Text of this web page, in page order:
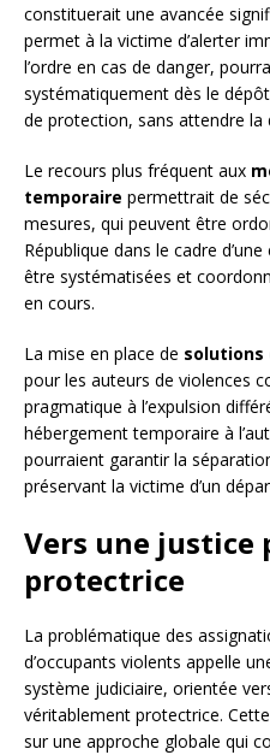
constituerait une avancée
permet à la victime d’alerter
l’ordre en cas de danger,
systématiquement dès le dépôt
de protection, sans attendre la
Le recours plus fréquent aux
temporaire permettrait de
mesures, qui peuvent être
République dans le cadre
être systématisées et
en cours.
La mise en place de solutions
pour les auteurs de violences
pragmatique à l’expulsion
hébergement temporaire à
pourraient garantir la
préservant la victime d’un
Vers une justice
protectrice
La problématique des
d’occupants violents appelle
système judiciaire, orientée
véritablement protectrice.
sur une approche globale qui